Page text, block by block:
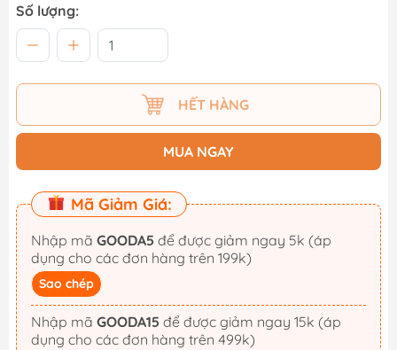
Số lượng:
HẾT HÀNG
MUA NGAY
Mã Giảm Giá:
Nhập mã GOODA5
dụng cho các đơn hàng trên 199k)
Sao chép
Nhập mã GOODA15
dụng cho các đơn hàng trên 499k)